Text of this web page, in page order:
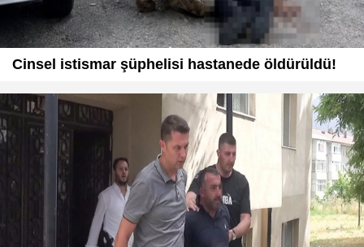
Cinsel istismar şüphelisi hastanede öldürüldü!